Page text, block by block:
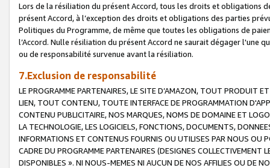
Lors de la résiliation du présent Accord, tous les droits et obligations
présent Accord, à l’exception des droits et obligations des parties
Politiques du Programme, de même que toutes les obligations de
l’Accord. Nulle résiliation du présent Accord ne saurait dégager l'une
ou de responsabilité survenue avant la résiliation.
7.Exclusion de responsabilité
LE PROGRAMME PARTENAIRES, LE SITE D’AMAZON, TOUT PRODUIT
LIEN, TOUT CONTENU, TOUTE INTERFACE DE PROGRAMMATION
CONTENU PUBLICITAIRE, NOS MARQUES, NOMS DE DOMAINE ET
LA TECHNOLOGIE, LES LOGICIELS, FONCTIONS, DOCUMENTS,
INFORMATIONS ET CONTENUS FOURNIS OU UTILISES PAR NOUS OU
CADRE DU PROGRAMME PARTENAIRES (DESIGNES COLLECTIVEMENT
DISPONIBLES ». NI NOUS-MEMES NI AUCUN DE NOS AFFILIES OU DE